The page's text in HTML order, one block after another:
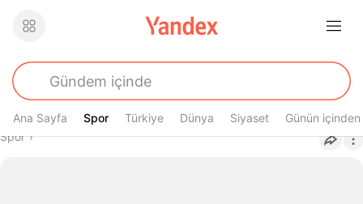
Ana Sayfa Spor
Spor Türkiye Dünya Siyaset Günün içinden
Buradasın
Spor›